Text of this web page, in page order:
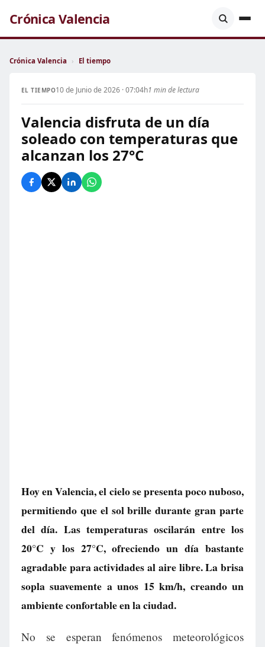
Crónica Valencia
Crónica Valencia › El tiempo
EL TIEMPO10 de Junio de 2026 · 07:04h1 min de lectura
Valencia disfruta de un día
soleado con temperaturas que
alcanzan los 27°C
Hoy en Valencia, el cielo se presenta poco nuboso,
permitiendo que el sol brille durante gran parte
del día. Las temperaturas oscilarán entre los
20°C y los 27°C, ofreciendo un día bastante
agradable para actividades al aire libre. La brisa
sopla suavemente a unos 15 km/h, creando un
ambiente confortable en la ciudad.
No se esperan fenómenos meteorológicos